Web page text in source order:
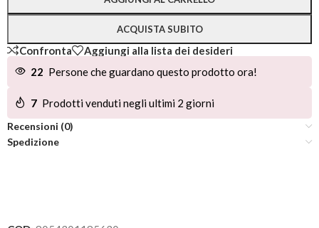
ACQUISTA SUBITO
Confronta
Aggiungi alla lista dei desideri
22 Persone che guardano questo prodotto ora!
7 Prodotti venduti negli ultimi 2 giorni
Recensioni (0)
Spedizione